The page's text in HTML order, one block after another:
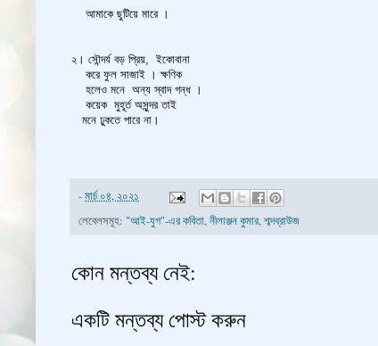
আমাকে ছুটিয়ে মারে ।
২। সৌন্দর্য বড় প্রিয়, ইকোবানা
করে ফুল সাজাই । ক্ষণিক
হলেও মনে অন্য স্বাদ গন্ধ ।
কয়েক মুহূর্ত অসুন্দর তাই
মনে ঢুকতে পারে না।
-মার্চ ০৪, ২০২১
লেবেলসমূহ: "আই-যুগ"-এর কবিতা,নীলাঞ্জন কুমার,শব্দব্রাউজ
কোন মন্তব্য নেই:
একটি মন্তব্য পোস্ট করুন